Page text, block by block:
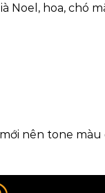
Noel, hoa, chó
nên tone